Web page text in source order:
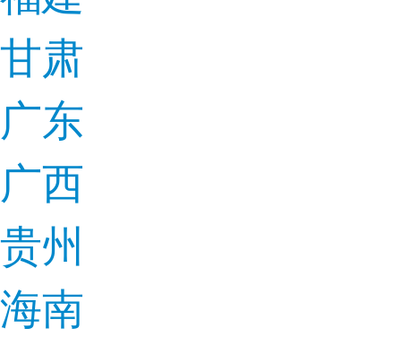
甘肃
广东
广西
贵州
海南